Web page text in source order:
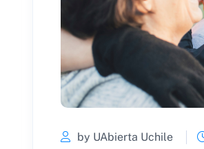
by UAbierta Uchile